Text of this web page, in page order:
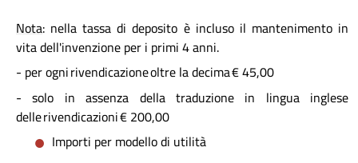
Nota: nella tassa di deposito è incluso il mantenimento in
vita dell'invenzione per i primi 4 anni.
- per ogni rivendicazione oltre la decima € 45,00
- solo in assenza della traduzione in lingua inglese
delle rivendicazioni € 200,00
Importi per modello di utilità